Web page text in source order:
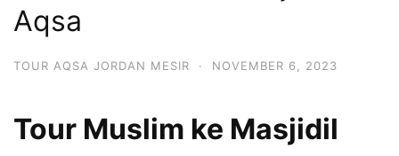
Aqsa
TOUR AQSA JORDAN MESIR · NOVEMBER 6, 2023
Tour Muslim ke Masjidil